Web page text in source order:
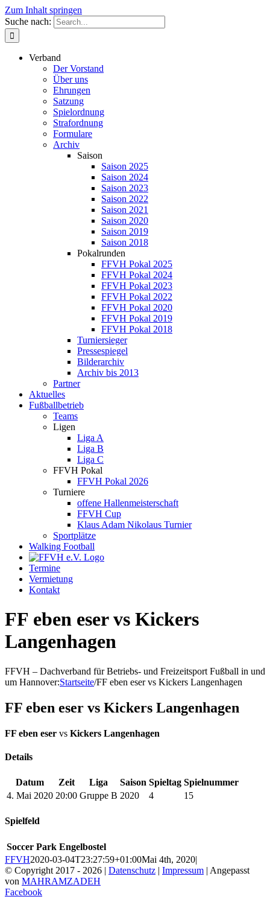
Zum Inhalt springen
Suche nach:
Verband
Der Vorstand
Über uns
Ehrungen
Satzung
Spielordnung
Strafordnung
Formulare
Archiv
Saison
Saison 2025
Saison 2024
Saison 2023
Saison 2022
Saison 2021
Saison 2020
Saison 2019
Saison 2018
Pokalrunden
FFVH Pokal 2025
FFVH Pokal 2024
FFVH Pokal 2023
FFVH Pokal 2022
FFVH Pokal 2020
FFVH Pokal 2019
FFVH Pokal 2018
Turniersieger
Pressespiegel
Bilderarchiv
Archiv bis 2013
Partner
Aktuelles
Fußballbetrieb
Teams
Ligen
Liga A
Liga B
Liga C
FFVH Pokal
FFVH Pokal 2026
Turniere
offene Hallenmeisterschaft
FFVH Cup
Klaus Adam Nikolaus Turnier
Sportplätze
Walking Football
Termine
Vermietung
Kontakt
FF eben eser vs Kickers
Langenhagen
FFVH – Dachverband für Betriebs- und Freizeitsport Fußball in und
um Hannover:Startseite/FF eben eser vs Kickers Langenhagen
FF eben eser vs Kickers Langenhagen
FF eben eser vs Kickers Langenhagen
Details
Datum Zeit Liga Saison Spieltag Spielnummer
4. Mai 2020 20:00 Gruppe B 2020 4 15
Spielfeld
Soccer Park Engelbostel
FFVH2020-03-04T23:27:59+01:00Mai 4th, 2020|
© Copyright 2017 - 2026 | Datenschutz | Impressum | Angepasst
von MAHRAMZADEH
Facebook